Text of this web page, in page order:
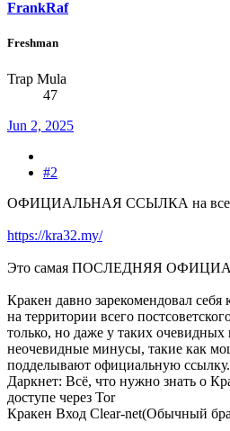
FrankRaf
Freshman
Trap Mula
47
Jun 2, 2025
#2
ОФИЦИАЛЬНАЯ ССЫЛКА на
https://kra32.my/
Это самая ПОСЛЕДНЯЯ
Кракен давно зарекомендовал себя
на территории всего
только, но даже у таких
неочевидные минусы, такие как
подделывают официальную ссылку.
Даркнет: Всё, что нужно знать о
доступе через Tor
Кракен Вход Clear-net(Обычный